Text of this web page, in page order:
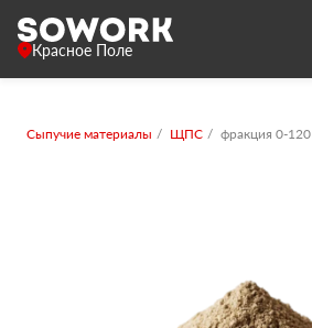
Красное Поле
Сыпучие материалы ЩПС фракция 0-120